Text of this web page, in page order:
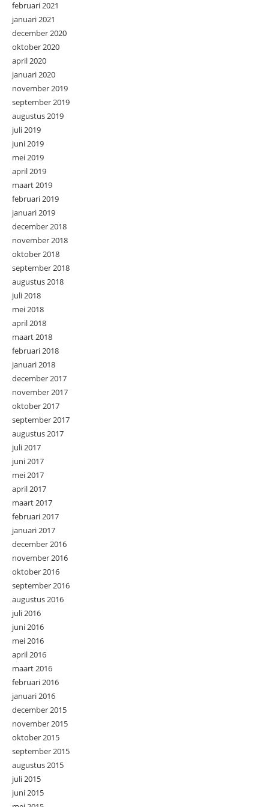
februari 2021
januari 2021
december 2020
oktober 2020
april 2020
januari 2020
november 2019
september 2019
augustus 2019
juli 2019
juni 2019
mei 2019
april 2019
maart 2019
februari 2019
januari 2019
december 2018
november 2018
oktober 2018
september 2018
augustus 2018
juli 2018
mei 2018
april 2018
maart 2018
februari 2018
januari 2018
december 2017
november 2017
oktober 2017
september 2017
augustus 2017
juli 2017
juni 2017
mei 2017
april 2017
maart 2017
februari 2017
januari 2017
december 2016
november 2016
oktober 2016
september 2016
augustus 2016
juli 2016
juni 2016
mei 2016
april 2016
maart 2016
februari 2016
januari 2016
december 2015
november 2015
oktober 2015
september 2015
augustus 2015
juli 2015
juni 2015